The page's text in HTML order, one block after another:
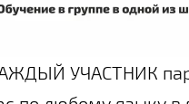
УЧАСТНИК